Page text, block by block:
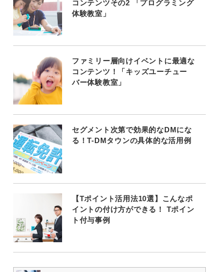
コンテンツその2 「プログラミング
体験教室」
ファミリー層向けイベントに最適な
コンテンツ！「キッズユーチュー
バー体験教室」
セグメント次第で効果的なDMにな
る！T-DMタウンの具体的な活用例
【Tポイント活用法10選】こんなポ
イントの付け方ができる！ Tポイン
ト付与事例